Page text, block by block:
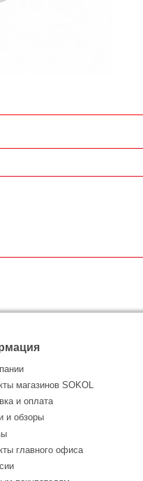
магазинов SOKOL
и оплата
и обзоры
главного офиса